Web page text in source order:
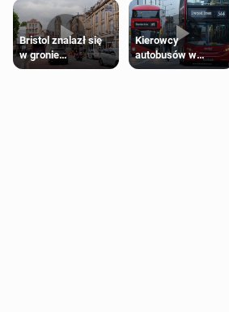
Bristol znalazł się
w gronie
najlepszych
Kierowcy
autobusów w
Londynie